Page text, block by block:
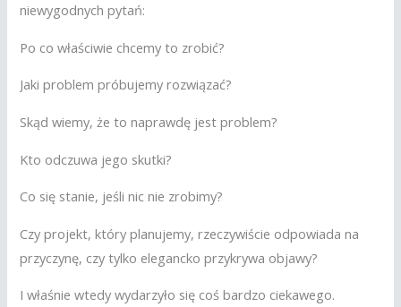
niewygodnych pytań:
Po co właściwie chcemy to zrobić?
Jaki problem próbujemy rozwiązać?
Skąd wiemy, że to naprawdę jest problem?
Kto odczuwa jego skutki?
Co się stanie, jeśli nic nie zrobimy?
Czy projekt, który planujemy, rzeczywiście odpowiada na
przyczynę, czy tylko elegancko przykrywa objawy?
I właśnie wtedy wydarzyło się coś bardzo ciekawego.